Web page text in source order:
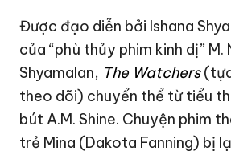
Được đạo diễn bởi Ishana
của “phù thủy phim kinh dị” M.
Shyamalan, The Watchers
theo dõi) chuyển thể từ tiểu
bút A.M. Shine. Chuyện phim
trẻ Mina (Dakota Fanning) bị